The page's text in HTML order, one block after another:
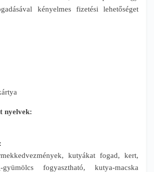
kényelmes fizetési lehetőséget
nyelvek:
kutyákat fogad, kert,
fogyasztható, kutya-macska